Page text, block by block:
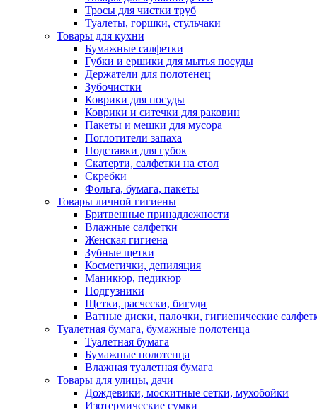
Тросы для чистки труб
Туалеты, горшки, стульчаки
Товары для кухни
Бумажные салфетки
Губки и ершики для мытья посуды
Держатели для полотенец
Зубочистки
Коврики для посуды
Коврики и ситечки для раковин
Пакеты и мешки для мусора
Поглотители запаха
Подставки для губок
Скатерти, салфетки на стол
Скребки
Фольга, бумага, пакеты
Товары личной гигиены
Бритвенные принадлежности
Влажные салфетки
Женская гигиена
Зубные щетки
Косметички, депиляция
Маникюр, педикюр
Подгузники
Щетки, расчески, бигуди
Ватные диски, палочки, гигиенические
Туалетная бумага, бумажные полотенца
Туалетная бумага
Бумажные полотенца
Влажная туалетная бумага
Товары для улицы, дачи
Дождевики, москитные сетки, мухобойки
Изотермические сумки